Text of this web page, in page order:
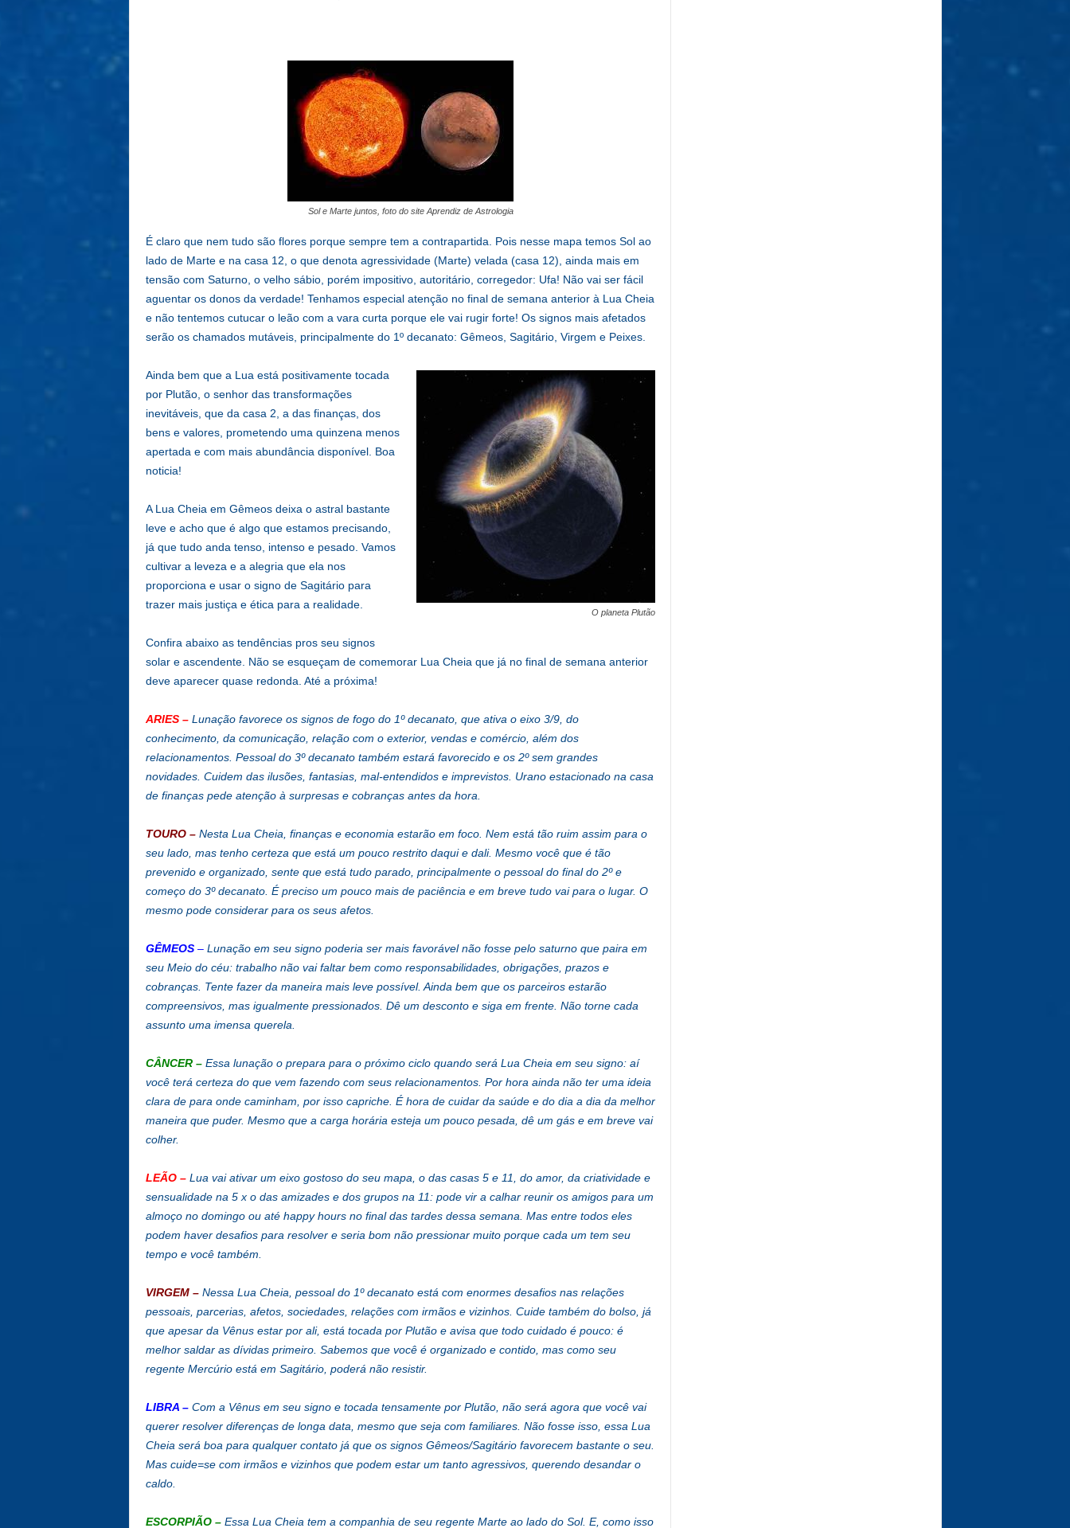
Sol e Marte juntos, foto do site Aprendiz de Astrologia
É claro que nem tudo são flores porque sempre tem a contrapartida. Pois nesse mapa temos Sol ao
lado de Marte e na casa 12, o que denota agressividade (Marte) velada (casa 12), ainda mais em
tensão com Saturno, o velho sábio, porém impositivo, autoritário, corregedor: Ufa! Não vai ser fácil
aguentar os donos da verdade! Tenhamos especial atenção no final de semana anterior à Lua Cheia
e não tentemos cutucar o leão com a vara curta porque ele vai rugir forte! Os signos mais afetados
serão os chamados mutáveis, principalmente do 1º decanato: Gêmeos, Sagitário, Virgem e Peixes.
O planeta Plutão
Ainda bem que a Lua está positivamente tocada
por Plutão, o senhor das transformações
inevitáveis, que da casa 2, a das finanças, dos
bens e valores, prometendo uma quinzena menos
apertada e com mais abundância disponível. Boa
noticia!
A Lua Cheia em Gêmeos deixa o astral bastante
leve e acho que é algo que estamos precisando,
já que tudo anda tenso, intenso e pesado. Vamos
cultivar a leveza e a alegria que ela nos
proporciona e usar o signo de Sagitário para
trazer mais justiça e ética para a realidade.
Confira abaixo as tendências pros seu signos
solar e ascendente. Não se esqueçam de comemorar Lua Cheia que já no final de semana anterior
deve aparecer quase redonda. Até a próxima!
ARIES–Lunação favorece os signos de fogo do 1º decanato, que ativa o eixo 3/9, do
conhecimento, da comunicação, relação com o exterior, vendas e comércio, além dos
relacionamentos. Pessoal do 3º decanato também estará favorecido e os 2º sem grandes
novidades. Cuidem das ilusões, fantasias, mal-entendidos e imprevistos. Urano estacionado na casa
de finanças pede atenção à surpresas e cobranças antes da hora.
TOURO – Nesta Lua Cheia, finanças e economia estarão em foco. Nem está tão ruim assim para o
seu lado, mas tenho certeza que está um pouco restrito daqui e dali. Mesmo você que é tão
prevenido e organizado, sente que está tudo parado, principalmente o pessoal do final do 2º e
começo do 3º decanato. É preciso um pouco mais de paciência e em breve tudo vai para o lugar. O
mesmo pode considerar para os seus afetos.
GÊMEOS –Lunação em seu signo poderia ser mais favorável não fosse pelo saturno que paira em
seu Meio do céu: trabalho não vai faltar bem como responsabilidades, obrigações, prazos e
cobranças. Tente fazer da maneira mais leve possível. Ainda bem que os parceiros estarão
compreensivos, mas igualmente pressionados. Dê um desconto e siga em frente. Não torne cada
assunto uma imensa querela.
CÂNCER –Essa lunação o prepara para o próximo ciclo quando será Lua Cheia em seu signo: aí
você terá certeza do que vem fazendo com seus relacionamentos. Por hora ainda não ter uma ideia
clara de para onde caminham, por isso capriche. É hora de cuidar da saúde e do dia a dia da melhor
maneira que puder. Mesmo que a carga horária esteja um pouco pesada, dê um gás e em breve vai
colher.
LEÃO – Lua vai ativar um eixo gostoso do seu mapa, o das casas 5 e 11, do amor, da criatividade e
sensualidade na 5 x o das amizades e dos grupos na 11: pode vir a calhar reunir os amigos para um
almoço no domingo ou até happy hours no final das tardes dessa semana. Mas entre todos eles
podem haver desafios para resolver e seria bom não pressionar muito porque cada um tem seu
tempo e você também.
VIRGEM –Nessa Lua Cheia, pessoal do 1º decanato está com enormes desafios nas relações
pessoais, parcerias, afetos, sociedades, relações com irmãos e vizinhos. Cuide também do bolso, já
que apesar da Vênus estar por ali, está tocada por Plutão e avisa que todo cuidado é pouco: é
melhor saldar as dívidas primeiro. Sabemos que você é organizado e contido, mas como seu
regente Mercúrio está em Sagitário, poderá não resistir.
LIBRA–Com a Vênus em seu signo e tocada tensamente por Plutão, não será agora que você vai
querer resolver diferenças de longa data, mesmo que seja com familiares. Não fosse isso, essa Lua
Cheia será boa para qualquer contato já que os signos Gêmeos/Sagitário favorecem bastante o seu.
Mas cuide=se com irmãos e vizinhos que podem estar um tanto agressivos, querendo desandar o
caldo.
ESCORPIÃO– Essa Lua Cheia tem a companhia de seu regente Marte ao lado do Sol. E, como isso